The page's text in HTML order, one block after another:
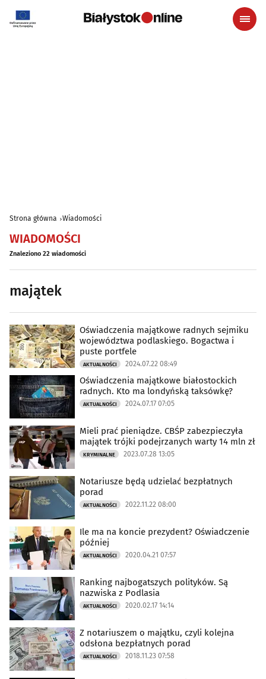
Strona główna Wiadomości
WIADOMOŚCI
Znaleziono 22 wiadomości
majątek
Oświadczenia majątkowe radnych sejmiku
województwa podlaskiego. Bogactwa i
puste portfele
AKTUALNOŚCI 2024.07.22 08:49
Oświadczenia majątkowe białostockich
radnych. Kto ma londyńską taksówkę?
AKTUALNOŚCI 2024.07.17 07:05
Mieli prać pieniądze. CBŚP zabezpieczyła
majątek trójki podejrzanych warty 14 mln zł
KRYMINALNE 2023.07.28 13:05
Notariusze będą udzielać bezpłatnych
porad
AKTUALNOŚCI 2022.11.22 08:00
Ile ma na koncie prezydent? Oświadczenie
później
AKTUALNOŚCI 2020.04.21 07:57
Ranking najbogatszych polityków. Są
nazwiska z Podlasia
AKTUALNOŚCI 2020.02.17 14:14
Z notariuszem o majątku, czyli kolejna
odsłona bezpłatnych porad
AKTUALNOŚCI 2018.11.23 07:58